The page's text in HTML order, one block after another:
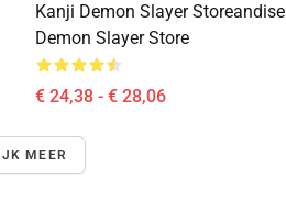
Kanji Demon Slayer Storeandise
Demon Slayer Store
€ 24,38 - € 28,06
MEER